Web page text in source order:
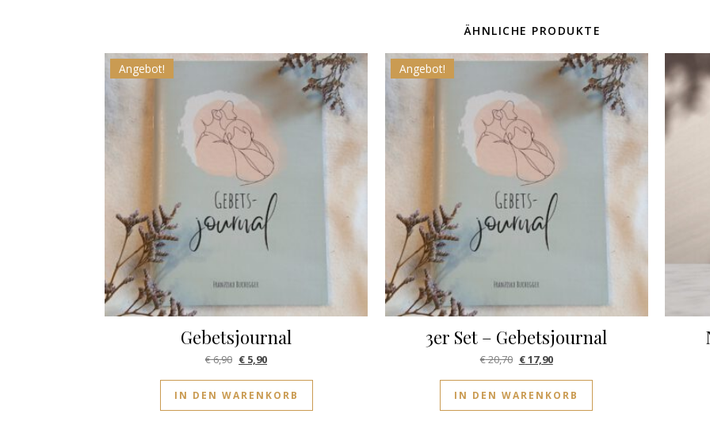
ÄHNLICHE PRODUKTE
Angebot!
Gebetsjournal
€6,90 Ursprünglicher Preis war: € 6,90
€ 5,90Aktueller Preis ist: € 5,90.
IN DEN WARENKORB
Angebot!
3er Set – Gebetsjournal
€20,70 Ursprünglicher Preis war: € 20,70
€17,90Aktueller Preis ist: € 17,90.
IN DEN WARENKORB